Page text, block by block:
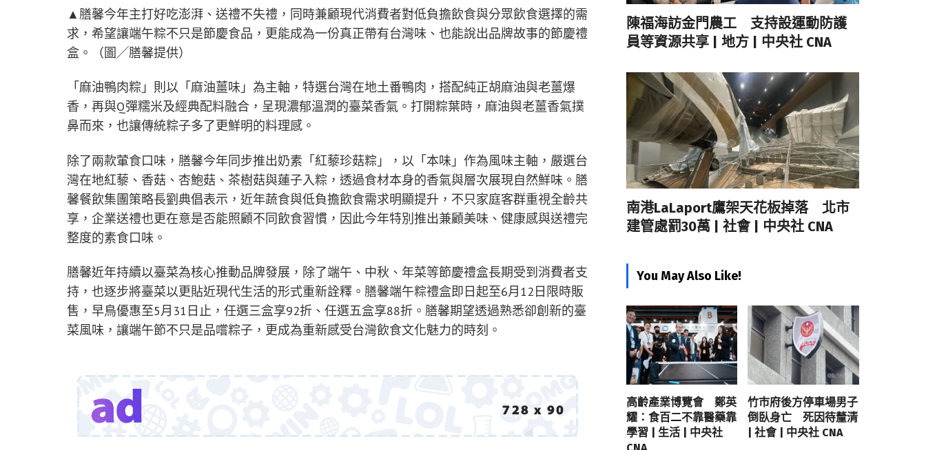
▲膳馨今年主打好吃澎湃、送禮不失禮，同時兼顧現代消費者對低負擔飲食與分眾飲食選擇的需
求，希望讓端午粽不只是節慶食品，更能成為一份真正帶有台灣味、也能說出品牌故事的節慶禮
盒。（圖╱膳馨提供）
「麻油鴨肉粽」則以「麻油薑味」為主軸，特選台灣在地土番鴨肉，搭配純正胡麻油與老薑爆
香，再與Q彈糯米及經典配料融合，呈現濃郁溫潤的臺菜香氣。打開粽葉時，麻油與老薑香氣撲
鼻而來，也讓傳統粽子多了更鮮明的料理感。
除了兩款葷食口味，膳馨今年同步推出奶素「紅藜珍菇粽」，以「本味」作為風味主軸，嚴選台
灣在地紅藜、香菇、杏鮑菇、茶樹菇與蓮子入粽，透過食材本身的香氣與層次展現自然鮮味。膳
馨餐飲集團策略長劉典倡表示，近年蔬食與低負擔飲食需求明顯提升，不只家庭客群重視全齡共
享，企業送禮也更在意是否能照顧不同飲食習慣，因此今年特別推出兼顧美味、健康感與送禮完
整度的素食口味。
膳馨近年持續以臺菜為核心推動品牌發展，除了端午、中秋、年菜等節慶禮盒長期受到消費者支
持，也逐步將臺菜以更貼近現代生活的形式重新詮釋。膳馨端午粽禮盒即日起至6月12日限時販
售，早鳥優惠至5月31日止，任選三盒享92折、任選五盒享88折。膳馨期望透過熟悉卻創新的臺
菜風味，讓端午節不只是品嚐粽子，更成為重新感受台灣飲食文化魅力的時刻。
陳福海訪金門農工 支持設運動防護
員等資源共享 | 地方 | 中央社 CNA
南港LaLaport鷹架天花板掉落 北市
建管處罰30萬 | 社會 | 中央社 CNA
You May Also Like!
高齡產業博覽會 鄭英
耀：食百二不靠醫藥靠
學習 | 生活 | 中央社
竹市府後方停車場男子
倒臥身亡 死因待釐清
| 社會 | 中央社 CNA